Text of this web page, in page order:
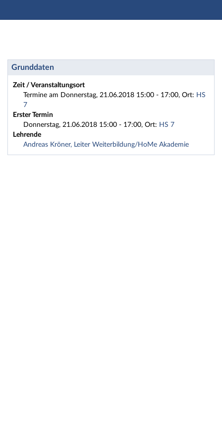
Hauptnavigation
Fußzeile
Seminar/Vorlesung: 2018HA1-Sen5 Antlitzanalyse -
Grunddaten
Zeit / Veranstaltungsort
Termine am Donnerstag, 21.06.2018 15:00 - 17:00, Ort: HS
7
Erster Termin
Donnerstag, 21.06.2018 15:00 - 17:00, Ort: HS 7
Lehrende
Andreas Kröner, Leiter Weiterbildung/HoMe Akademie